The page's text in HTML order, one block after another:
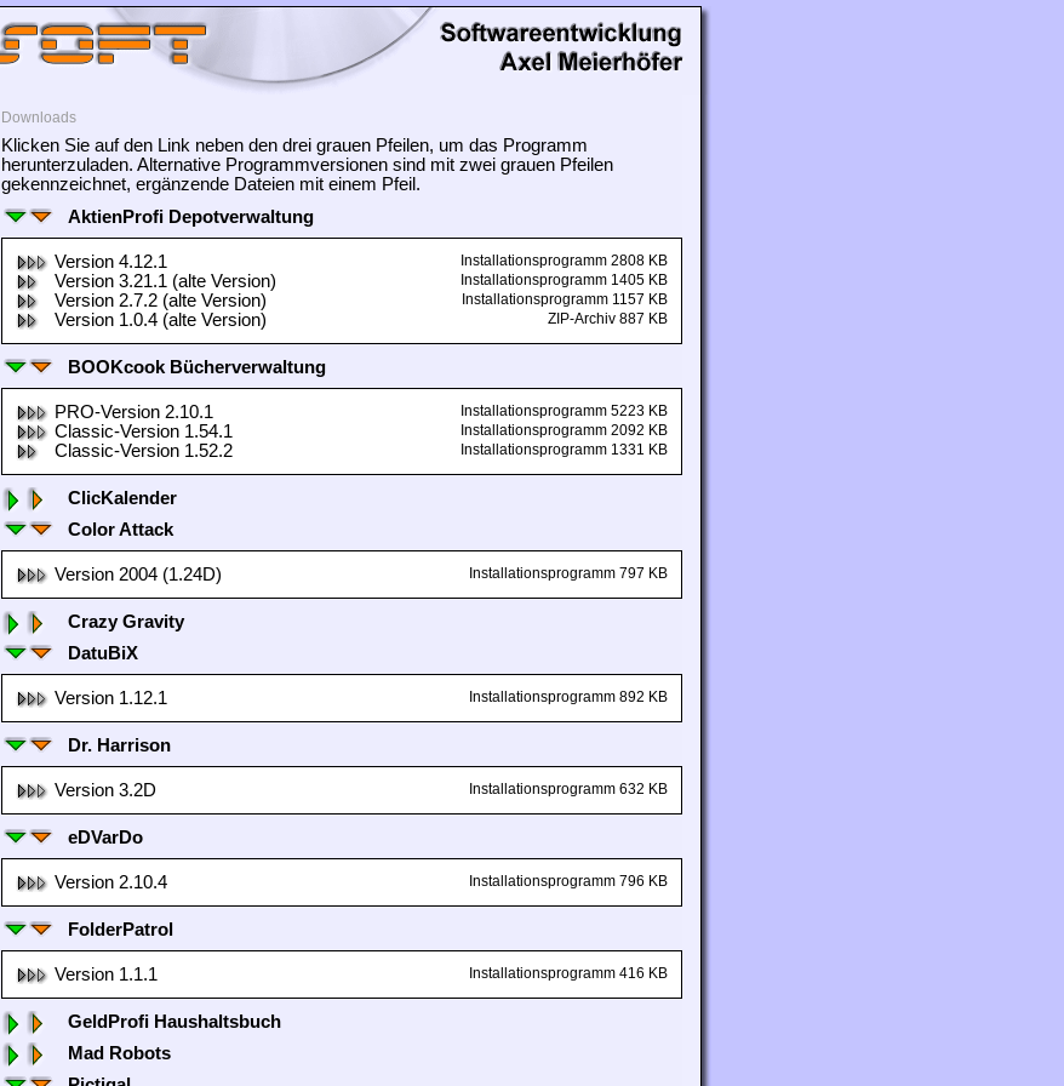
Downloads
Klicken Sie auf den Link neben den drei grauen Pfeilen, um das Programm
herunterzuladen. Alternative Programmversionen sind mit zwei grauen Pfeilen
gekennzeichnet, ergänzende Dateien mit einem Pfeil.
AktienProfi Depotverwaltung
Version 4.12.1 Installationsprogramm 2808 KB
Version 3.21.1 (alte Version) Installationsprogramm 1405 KB
Version 2.7.2 (alte Version) Installationsprogramm 1157 KB
Version 1.0.4 (alte Version) ZIP-Archiv 887 KB
BOOKcook Bücherverwaltung
PRO-Version 2.10.1 Installationsprogramm 5223 KB
Classic-Version 1.54.1 Installationsprogramm 2092 KB
Classic-Version 1.52.2 Installationsprogramm 1331 KB
ClicKalender
Color Attack
Version 2004 (1.24D) Installationsprogramm 797 KB
Crazy Gravity
DatuBiX
Version 1.12.1 Installationsprogramm 892 KB
Dr. Harrison
Version 3.2D Installationsprogramm 632 KB
eDVarDo
Version 2.10.4 Installationsprogramm 796 KB
FolderPatrol
Version 1.1.1 Installationsprogramm 416 KB
GeldProfi Haushaltsbuch
Mad Robots